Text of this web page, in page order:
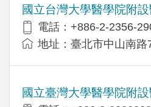
國立台灣大學醫學院附
電話：+886-2-2356-
地址：臺北市中山南路
國立臺灣大學醫學院附